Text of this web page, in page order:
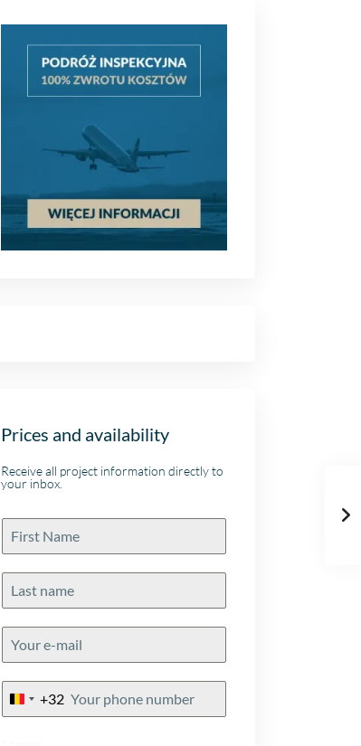
Prices and availability
Receive all project information directly to
your inbox.
Belgium
+32